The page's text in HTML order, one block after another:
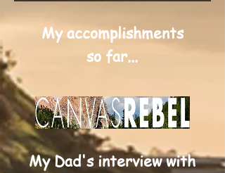
My accomplishments
so far...
My Dad's interview with